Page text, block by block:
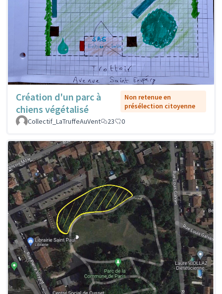
Création d'un parc à
chiens végétalisé
Non retenue en
présélection citoyenne
Collectif_LaTruffeAuVent
23 0